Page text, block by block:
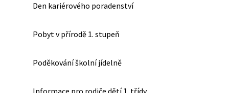
Den kariérového poradenství
Pobyt v přírodě 1. stupeň
Poděkování školní jídelně
Informace pro rodiče dětí 1. třídy